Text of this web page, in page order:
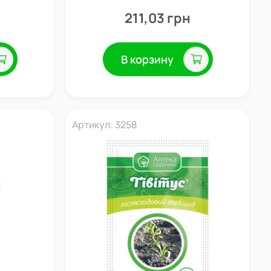
40 системного действия, Укравит
211,03 грн
В корзину
Артикул: 3258